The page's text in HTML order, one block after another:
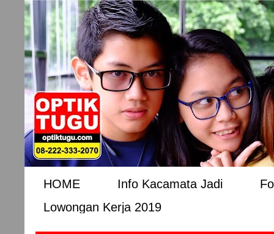
HOME Info Kacamata Jadi
Lowongan Kerja 2019